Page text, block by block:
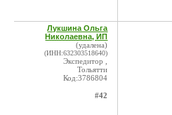
Лукшина Ольга
Николаевна, ИП
(удалена)
(ИНН:632303518640)
Экспедитор ,
Тольятти
Код:3786804
#42